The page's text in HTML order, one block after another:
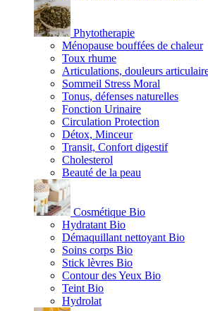
Phytotherapie
Ménopause bouffées de chaleur
Toux rhume
Articulations, douleurs
Sommeil Stress Moral
Tonus, défenses naturelles
Fonction Urinaire
Circulation Protection
Détox, Minceur
Transit, Confort digestif
Cholesterol
Beauté de la peau
Cosmétique Bio
Hydratant Bio
Démaquillant nettoyant Bio
Soins corps Bio
Stick lèvres Bio
Contour des Yeux Bio
Teint Bio
Hydrolat